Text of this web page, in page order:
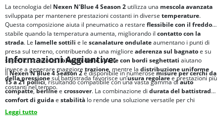
La tecnologia del Nexen N'Blue 4 Season 2 utilizza una mescola avanzata
sviluppata per mantenere prestazioni costanti in diverse temperature.
Questa composizione aiuta il pneumatico a restare flessibile con il freddoe
stabile quando la temperatura aumenta, migliorando il contatto con la
strada. Le lamelle sottili e le scanalature ondulateaumentano i punti di
presa sul terreno, contribuendo a una migliore aderenza sul bagnatoe su
superfici scivolose. Iblocchi delle spalle con bordi seghettati aiutano
invece a generare maggiore trazione, mentre la distribuzione uniforme
della pressionesul battistrada favorisce un’usura regolaree prestazioni più
costanti nel tempo.
Informazioni Aggiuntive:
IlNexen N'Blue 4 Season 2è disponibile in numerosemisure per cerchi da
15 a 21 pollici, risultando compatibile con una vasta gamma diauto
compatte,berlinee crossover. La combinazione di durata del battistrada,
comfort di guidae stabilità lo rende una soluzione versatile per chi
desidera un
Leggi tutto